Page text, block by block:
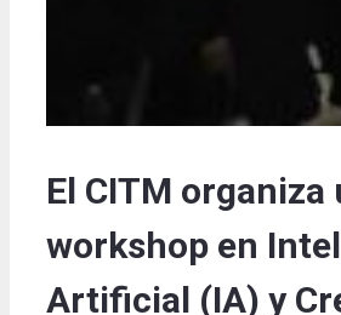
El CITM organiza
workshop en
Artificial (IA) y